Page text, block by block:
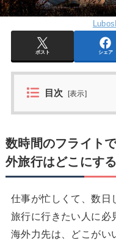
ポスト シェア
目次 [表示]
数時間のフライト
外旅行はどこにす
仕事が忙しくて、数日
旅行に行きたい人に必
海外力先は、どこがい